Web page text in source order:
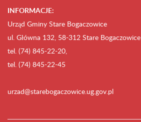
INFORMACJE:
Urząd Gminy Stare Bogaczowice
ul. Główna 132, 58-312 Stare Bogaczowice
tel. (74) 845-22-20,
tel. (74) 845-22-45
urzad@starebogaczowice.ug.gov.pl